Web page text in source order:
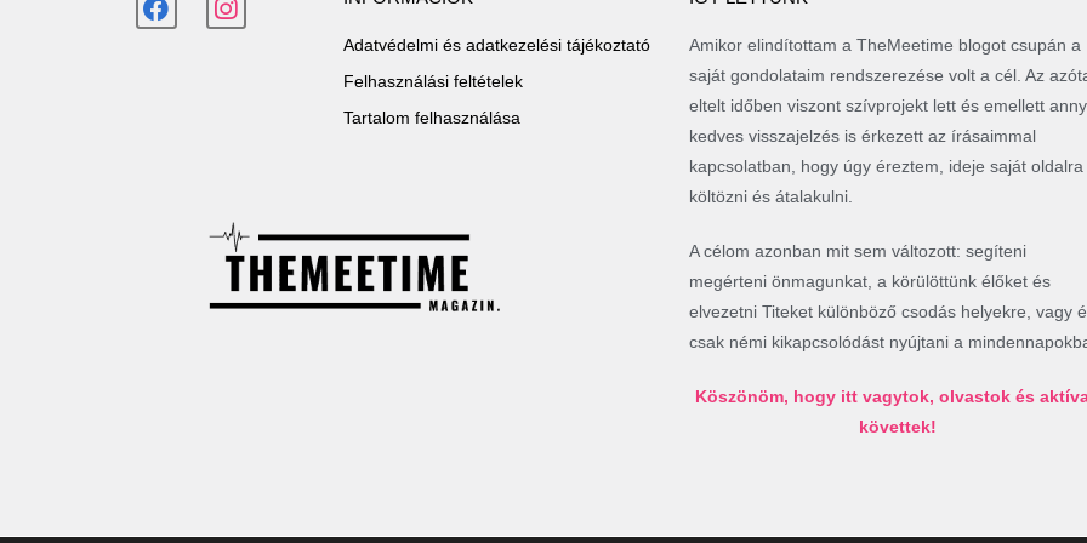
Adatvédelmi és adatkezelési tájékoztató
Felhasználási feltételek
Tartalom felhasználása
Amikor elindítottam a TheMeetime blogot csupán a
saját gondolataim rendszerezése volt a cél. Az
eltelt időben viszont szívprojekt lett és emellett
kedves visszajelzés is érkezett az írásaimmal
kapcsolatban, hogy úgy éreztem, ideje saját oldalra
költözni és átalakulni.
A célom azonban mit sem változott: segíteni
megérteni önmagunkat, a körülöttünk élőket és
elvezetni Titeket különböző csodás helyekre, vagy
csak némi kikapcsolódást nyújtani a
Köszönöm, hogy itt vagytok, olvastok és
követtek!